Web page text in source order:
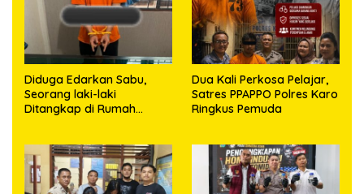
Diduga Edarkan Sabu,
Seorang laki-laki
Ditangkap di Rumah
Puluhan Plastik Klip
Dua Kali Perkosa Pelajar,
Satres PPAPPO Polres Karo
Ringkus Pemuda